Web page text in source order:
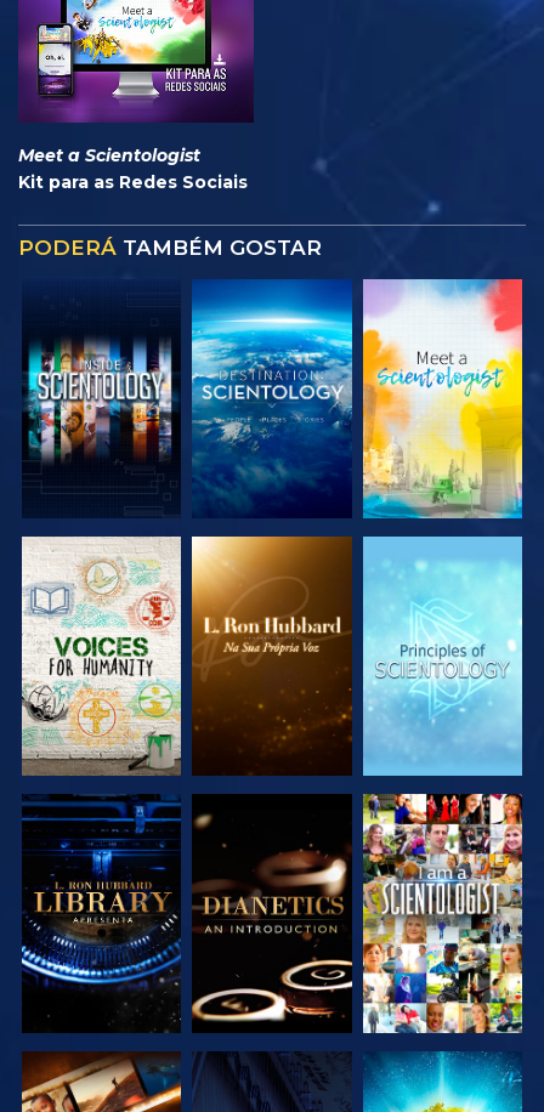
Meet a Scientologist
Kit para as Redes Sociais
PODERÁ TAMBÉM GOSTAR
EXPLORAR A
SÉRIE
EXPLORAR A
SÉRIE
EXPLORAR A
SÉRIE
EXPLORAR A
SÉRIE
EXPLORAR A
SÉRIE
VER